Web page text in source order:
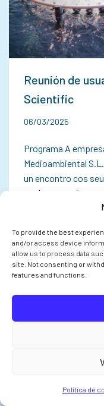
To provide the best
and/or access device
allow us to process data
site. Not consenting or
features and functions.
Política de
Reunión de
Scientific
06/03/2025
Programa A
Medioambiental
un encontro cos
explorar as súas
monitorización e
INVESTIGACIÓN